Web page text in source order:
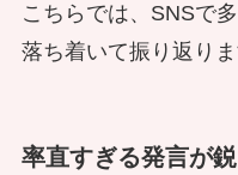
こちらでは、SNSで
落ち着いて振り返りま
率直すぎる発言が